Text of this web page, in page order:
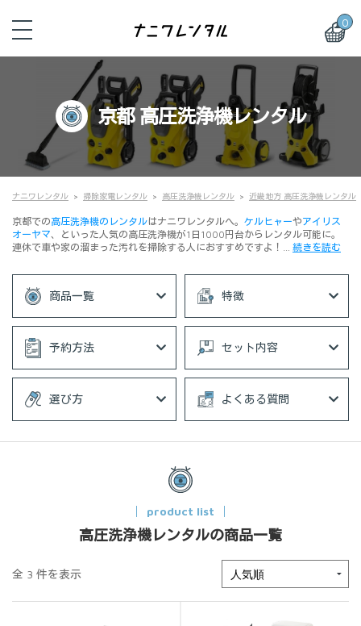
0
京都 高圧洗浄機レンタル
ナニワレンタル 掃除家電レンタル 高圧洗浄機レンタル 近畿地方 高圧洗浄機レンタル
京都での高圧洗浄機のレンタルはナニワレンタルへ。 ケルヒャーやアイリス
オーヤマ、といった人気の高圧洗浄機が1日1000円台からレンタル可能に。
連休で車や家の溜まった汚れを掃除する人におすすめですよ！… 続きを読む
商品一覧 特徴
予約方法 セット内容
選び方 よくある質問
product list
高圧洗浄機レンタルの商品一覧
全 3 件を表示